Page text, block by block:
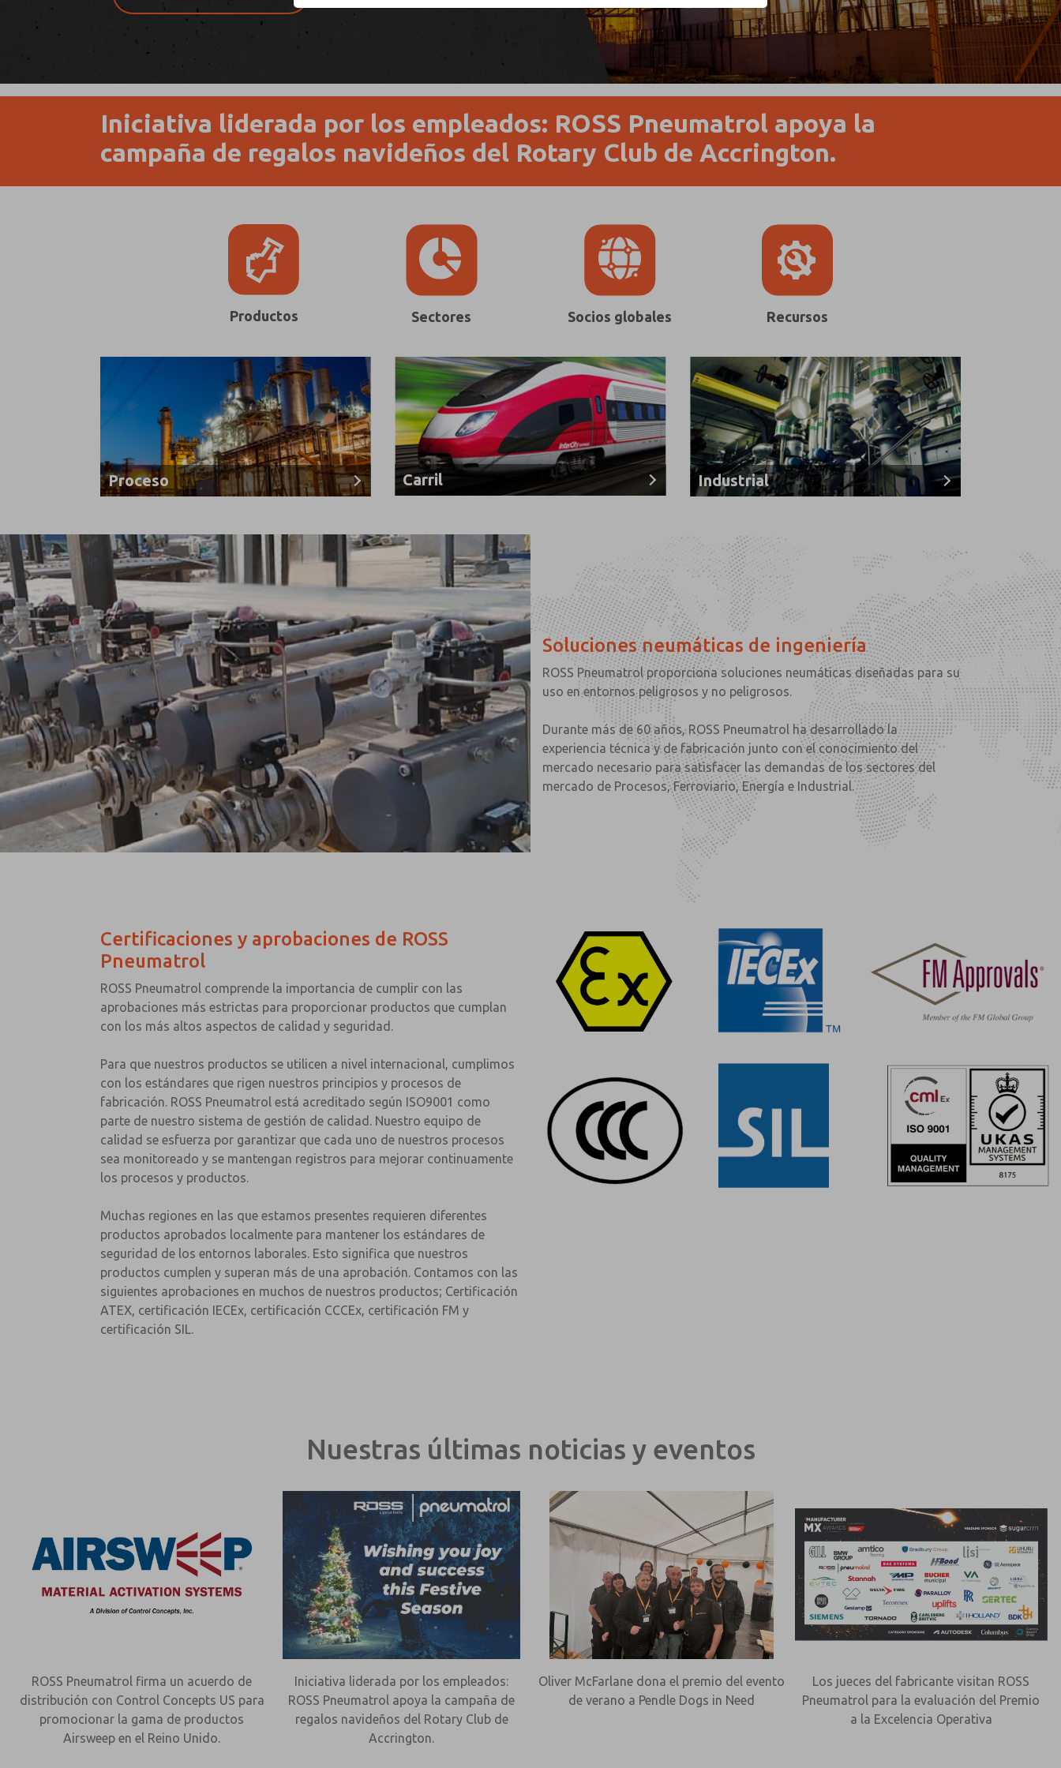
Iniciativa liderada por los empleados: ROSS Pneumatrol apoya la
campaña de regalos navideños del Rotary Club de Accrington.
Productos Sectores Socios globales Recursos
Proceso Carril Industrial
Soluciones neumáticas de ingeniería
ROSS Pneumatrol proporciona soluciones neumáticas diseñadas para su
uso en entornos peligrosos y no peligrosos.
Durante más de 60 años, ROSS Pneumatrol ha desarrollado la
experiencia técnica y de fabricación junto con el conocimiento del
mercado necesario para satisfacer las demandas de los sectores del
mercado de Procesos, Ferroviario, Energía e Industrial.
Certificaciones y aprobaciones de ROSS
Pneumatrol
ROSS Pneumatrol comprende la importancia de cumplir con las
aprobaciones más estrictas para proporcionar productos que cumplan
con los más altos aspectos de calidad y seguridad.
Para que nuestros productos se utilicen a nivel internacional, cumplimos
con los estándares que rigen nuestros principios y procesos de
fabricación. ROSS Pneumatrol está acreditado según ISO9001 como
parte de nuestro sistema de gestión de calidad. Nuestro equipo de
calidad se esfuerza por garantizar que cada uno de nuestros procesos
sea monitoreado y se mantengan registros para mejorar continuamente
los procesos y productos.
Muchas regiones en las que estamos presentes requieren diferentes
productos aprobados localmente para mantener los estándares de
seguridad de los entornos laborales. Esto significa que nuestros
productos cumplen y superan más de una aprobación. Contamos con las
siguientes aprobaciones en muchos de nuestros productos; Certificación
ATEX, certificación IECEx, certificación CCCEx, certificación FM y
certificación SIL.
Nuestras últimas noticias y eventos
ROSS Pneumatrol firma un acuerdo de
distribución con Control Concepts US para
promocionar la gama de productos
Airsweep en el Reino Unido.
Iniciativa liderada por los empleados:
ROSS Pneumatrol apoya la campaña de
regalos navideños del Rotary Club de
Accrington.
Oliver McFarlane dona el premio del evento
de verano a Pendle Dogs in Need
Los jueces del fabricante visitan ROSS
Pneumatrol para la evaluación del Premio
a la Excelencia Operativa